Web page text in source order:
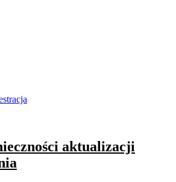
aktualizacji